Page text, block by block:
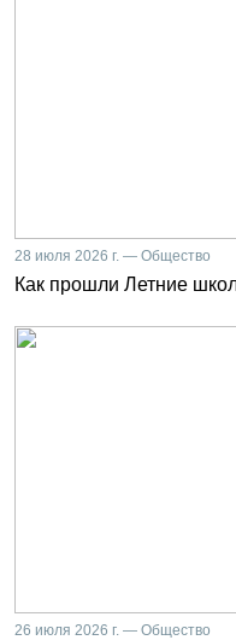
28 июля 2026 г. — Общество
Как прошли Летние
26 июля 2026 г. — Общество